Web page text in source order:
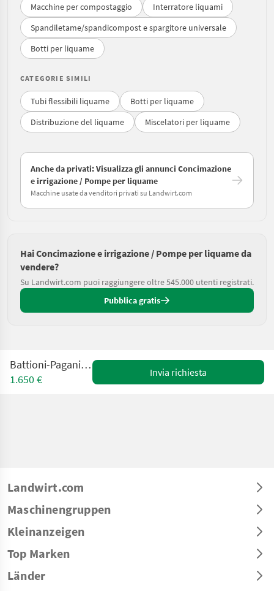
Macchine per compostaggio
Interratore liquami
Spandiletame/spandicompost e spargitore universale
Botti per liquame
CATEGORIE SIMILI
Tubi flessibili liquame
Botti per liquame
Distribuzione del liquame
Miscelatori per liquame
Anche da privati: Visualizza gli annunci Concimazione
e irrigazione / Pompe per liquame
Macchine usate da venditori privati su Landwirt.com
Hai Concimazione e irrigazione / Pompe per liquame da
vendere?
Su Landwirt.com puoi raggiungere oltre 545.000 utenti registrati.
Pubblica gratis
Battioni-Pagani MEC 8000M
1.650 €
Invia richiesta
Landwirt.com
Maschinengruppen
Kleinanzeigen
Top Marken
Länder